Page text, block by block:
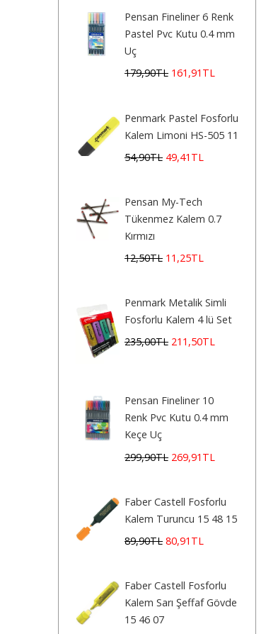
Pensan Fineliner 6 Renk
Pastel Pvc Kutu 0.4 mm
Uç
179,90TL 161 ,91 TL
Penmark Pastel Fosforlu
Kalem Limoni HS-505 11
54,90TL 49,41 TL
Pensan My-Tech
Tükenmez Kalem 0.7
Kırmızı
12,50TL 11 ,25TL
Penmark Metalik Simli
Fosforlu Kalem 4 lü Set
235,00TL 211 ,50TL
Pensan Fineliner 10
Renk Pvc Kutu 0.4 mm
Keçe Uç
299,90TL 269,91 TL
Faber Castell Fosforlu
Kalem Turuncu 15 48 15
89,90TL 80,91 TL
Faber Castell Fosforlu
Kalem Sarı Şeffaf Gövde
15 46 07